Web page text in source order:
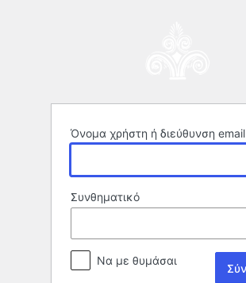
Όνομα χρήστη ή διεύθυνση email
Συνθηματικό
Να με θυμάσαι